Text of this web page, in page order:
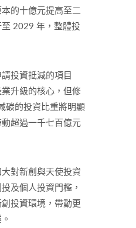
的十億元提高至二
2029 年，整體投
投資抵減的項目
升級的核心，但修
碳的投資比重將明顯
超過一千七百億元
對新創與天使投資
及個人投資門檻，
投資環境，帶動更